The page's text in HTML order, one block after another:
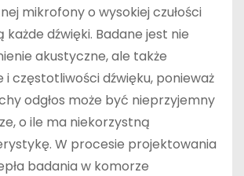
mikrofony o wysokiej czułości
każde dźwięki. Badane jest nie
akustyczne, ale także
i częstotliwości dźwięku, ponieważ
odgłos może być nieprzyjemny
o ile ma niekorzystną
W procesie projektowania
badania w komorze